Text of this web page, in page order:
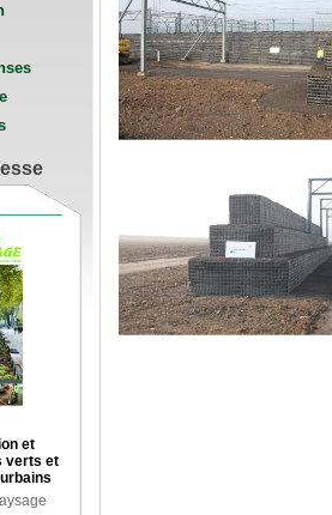
et
verts et